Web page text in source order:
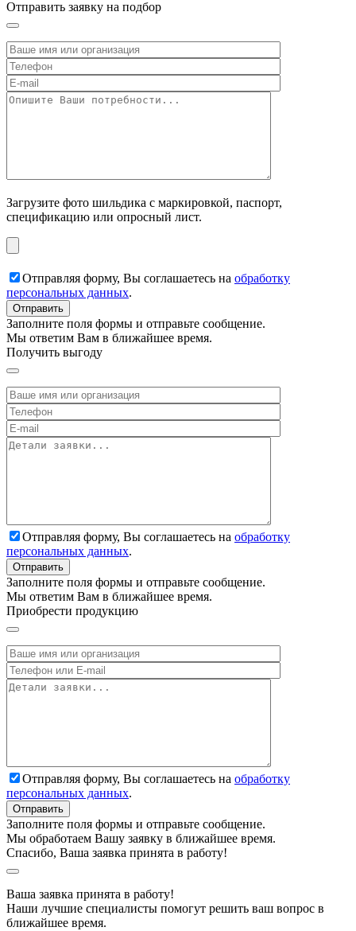
Отправить заявку на подбор
Загрузите фото шильдика с маркировкой, паспорт,
спецификацию или опросный лист.
Отправляя форму, Вы соглашаетесь на обработку
персональных данных.
Заполните поля формы и отправьте сообщение.
Мы ответим Вам в ближайшее время.
Получить выгоду
Отправляя форму, Вы соглашаетесь на обработку
персональных данных.
Заполните поля формы и отправьте сообщение.
Мы ответим Вам в ближайшее время.
Приобрести продукцию
Отправляя форму, Вы соглашаетесь на обработку
персональных данных.
Заполните поля формы и отправьте сообщение.
Мы обработаем Вашу заявку в ближайшее время.
Спасибо, Ваша заявка принята в работу!
Ваша заявка принята в работу!
Наши лучшие специалисты помогут решить ваш вопрос в
ближайшее время.